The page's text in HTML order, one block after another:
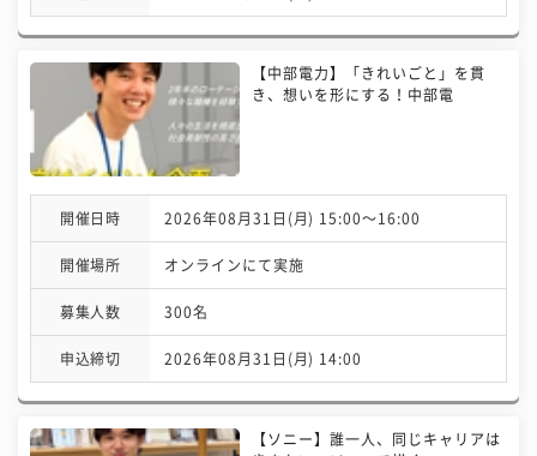
【中部電力】「きれいごと」を貫
き、想いを形にする！中部電
開催日時 2026年08月31日(月) 15:00〜16:00
開催場所 オンラインにて実施
募集人数 300名
申込締切 2026年08月31日(月) 14:00
【ソニー】誰一人、同じキャリアは